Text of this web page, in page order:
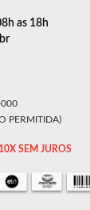
as 18h
000
PERMITIDA)
SEM JUROS